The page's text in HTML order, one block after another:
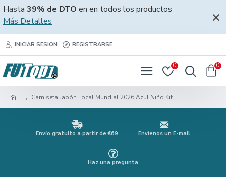
Hasta 39% de DTO en en todos los productos
Más Detalles
INICIAR SESIÓN REGISTRARSE
0 0
Camiseta Japón Local Mundial 2026 Azul Niño Kit
Envío gratuito a partir de €69 Envíenos un E-mail
Haz una pregunta